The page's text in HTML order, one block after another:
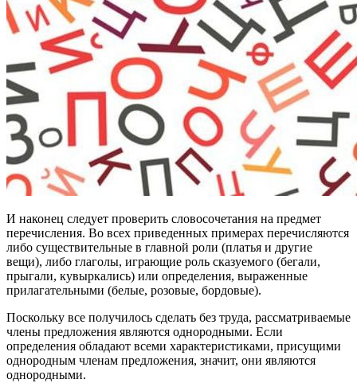
И наконец следует проверить словосочетания на предмет
перечисления. Во всех приведенных примерах перечисляются
либо существительные в главной роли (платья и другие
вещи), либо глаголы, играющие роль сказуемого (бегали,
прыгали, кувыркались) или определения, выраженные
прилагательными (белые, розовые, бордовые).
Поскольку все получилось сделать без труда, рассматриваемые
члены предложения являются однородными. Если
определения обладают всеми характеристиками, присущими
однородным членам предложения, значит, они являются
однородными.